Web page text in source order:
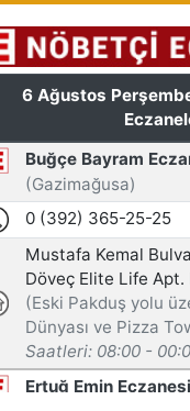
Öztürkler: Üreten toplumlar her zaman kazanır
6 Ağustos 2026